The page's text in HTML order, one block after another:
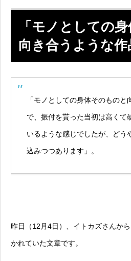
「モノとしての
向き合うような作
「モノとしての身体そのものと
で、振付を貰った当初は高くて
いるような感じでしたが、どう
込みつつあります」。
昨日（12月4日）、イトカズさんか
かれていた文章です。